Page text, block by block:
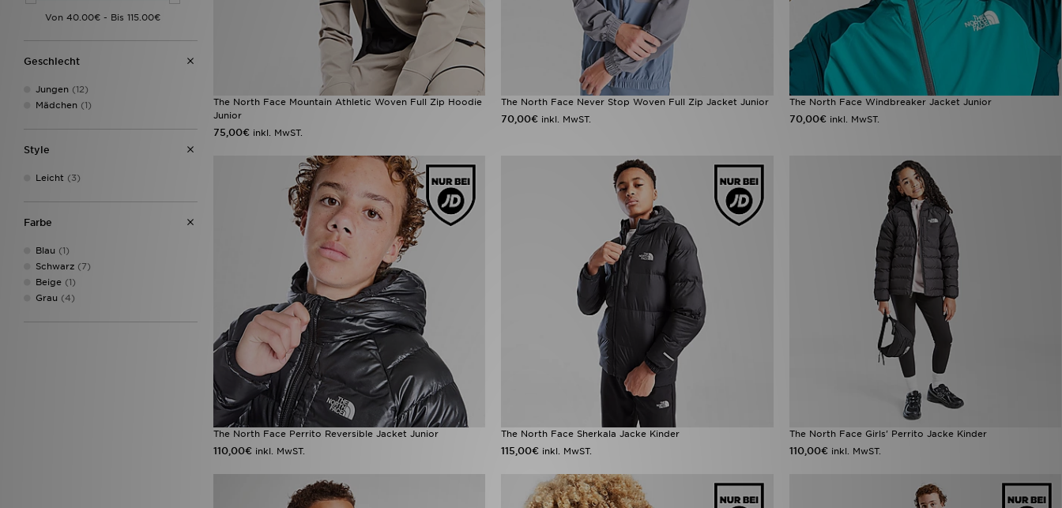
Geschlecht
Jungen (12)
Mädchen (1)
Style
Leicht (3)
Farbe
Blau (1)
Schwarz (7)
Beige (1)
Grau (4)
The North Face Mountain Athletic Woven Full Zip Hoodie
Junior
75,00€ inkl. MwST.
The North Face Never Stop Woven Full Zip Jacket Junior
70,00€ inkl. MwST.
The North Face Windbreaker Jacket Junior
70,00€ inkl. MwST.
The North Face Perrito Reversible Jacket Junior
110,00€ inkl. MwST.
The North Face Sherkala Jacke Kinder
115,00€ inkl. MwST.
The North Face Girls' Perrito Jacke Kinder
110,00€ inkl. MwST.